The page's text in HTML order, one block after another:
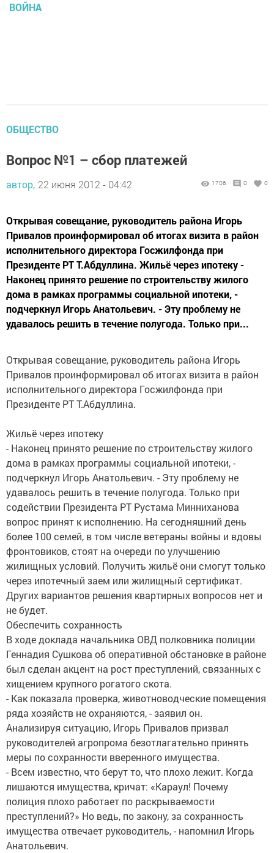
ВОЙНА
ОБЩЕСТВО
Вопрос №1 – сбор платежей
автор, 22 июня 2012 - 04:42 1706 0 0
Открывая совещание, руководитель района Игорь
Привалов проинформировал об итогах визита в район
исполнительного директора Госжилфонда при
Президенте РТ Т.Абдуллина. Жильё через ипотеку -
Наконец принято решение по строительству жилого
дома в рамках программы социальной ипотеки, -
подчеркнул Игорь Анатольевич. - Эту проблему не
удавалось решить в течение полугода. Только при...
Открывая совещание, руководитель района Игорь
Привалов проинформировал об итогах визита в район
исполнительного директора Госжилфонда при
Президенте РТ Т.Абдуллина.
Жильё через ипотеку
- Наконец принято решение по строительству жилого
дома в рамках программы социальной ипотеки, -
подчеркнул Игорь Анатольевич. - Эту проблему не
удавалось решить в течение полугода. Только при
содействии Президента РТ Рустама Минниханова
вопрос принят к исполнению. На сегодняшний день
более 100 семей, в том числе ветераны войны и вдовы
фронтовиков, стоят на очереди по улучшению
жилищных условий. Получить жильё они смогут только
через ипотечный заем или жилищный сертификат.
Других вариантов решения квартирных вопросов нет и
не будет.
Обеспечить сохранность
В ходе доклада начальника ОВД полковника полиции
Геннадия Сушкова об оперативной обстановке в районе
был сделан акцент на рост преступлений, связанных с
хищением крупного рогатого скота.
- Как показала проверка, животноводческие помещения
ряда хозяйств не охраняются, - заявил он.
Анализируя ситуацию, Игорь Привалов призвал
руководителей агропрома безотлагательно принять
меры по сохранности вверенного имущества.
- Всем известно, что берут то, что плохо лежит. Когда
лишаются имущества, кричат: «Караул! Почему
полиция плохо работает по раскрываемости
преступлений?» Но ведь, по закону, за сохранность
имущества отвечает руководитель, - напомнил Игорь
Анатольевич.